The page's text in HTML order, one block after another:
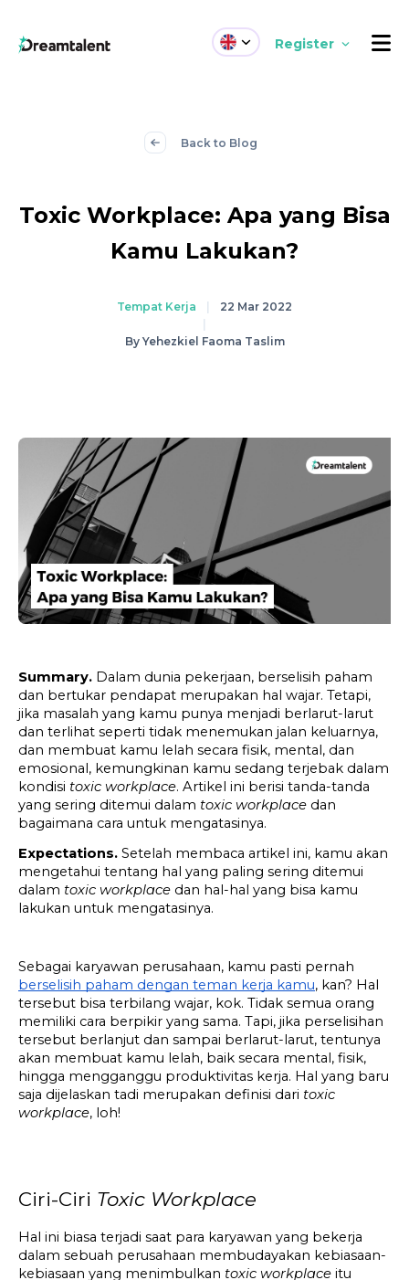
Register
Back to Blog
Toxic Workplace: Apa yang Bisa
Kamu Lakukan?
Tempat Kerja
22 Mar 2022
By Yehezkiel Faoma Taslim
Summary. Dalam dunia pekerjaan, berselisih paham
dan bertukar pendapat merupakan hal wajar. Tetapi,
jika masalah yang kamu punya menjadi berlarut-larut
dan terlihat seperti tidak menemukan jalan keluarnya,
dan membuat kamu lelah secara fisik, mental, dan
emosional, kemungkinan kamu sedang terjebak dalam
kondisi toxic workplace. Artikel ini berisi tanda-tanda
yang sering ditemui dalam toxic workplace dan
bagaimana cara untuk mengatasinya.
Expectations. Setelah membaca artikel ini, kamu akan
mengetahui tentang hal yang paling sering ditemui
dalam toxic workplace dan hal-hal yang bisa kamu
lakukan untuk mengatasinya.
berselisih paham dengan teman kerja kamu, kan? Hal
tersebut bisa terbilang wajar, kok. Tidak semua orang
memiliki cara berpikir yang sama. Tapi, jika perselisihan
tersebut berlanjut dan sampai berlarut-larut, tentunya
akan membuat kamu lelah, baik secara mental, fisik,
hingga mengganggu produktivitas kerja. Hal yang baru
saja dijelaskan tadi merupakan definisi dari toxic
workplace, loh!
Ciri-Ciri Toxic Workplace
Hal ini biasa terjadi saat para karyawan yang bekerja
dalam sebuah perusahaan membudayakan kebiasaan-
kebiasaan yang menimbulkan toxic workplace itu